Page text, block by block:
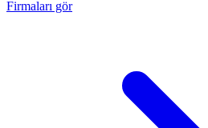
Firmaları gör